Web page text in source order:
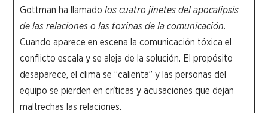
Gottman ha llamadolos cuatro jinetes del apocalipsis
de las relaciones o las toxinas de la comunicación.
Cuando aparece en escena la comunicación tóxica el
conflicto escala y se aleja de la solución. El propósito
desaparece, el clima se “calienta” y las personas del
equipo se pierden en críticas y acusaciones que dejan
maltrechas las relaciones.